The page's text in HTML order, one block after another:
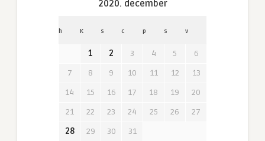
2020. december
h K s c p s v
1 2 3 4 5
6
7
8 9 10 11 12
13
14
15 16 17 18 19
20
21
22 23 24 25 26
27
28
29 30 31